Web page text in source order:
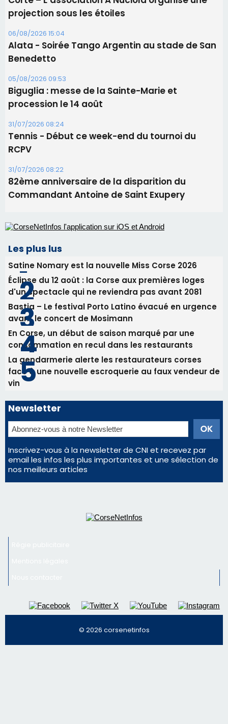
31/07/2026 08:24
Tennis - Début ce week-end du tournoi du
RCPV
31/07/2026 08:22
82ème anniversaire de la disparition du
Commandant Antoine de Saint Exupery
Les plus lus
Satine Nomary est la nouvelle Miss Corse 2026
d'un spectacle qui ne reviendra pas avant 2081
Bastia – Le festival Porto Latino évacué en urgence
avant le concert de Mosimann
consommation en recul dans les restaurants
face à une nouvelle escroquerie au faux vendeur de
vin
Newsletter
Inscrivez-vous à la newsletter de CNI et recevez par
email les infos les plus importantes et une sélection de
nos meilleurs articles
Régie publicitaire
Nous contacter
© 2026 corsenetinfos